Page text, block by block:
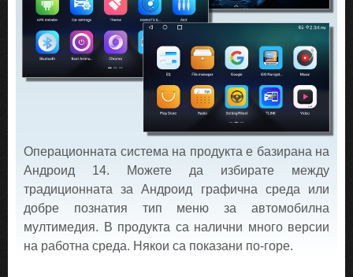
Операционната система на продукта е базирана на
Андроид 14. Можете да избирате между
традиционната за Андроид графична среда или
добре познатия тип меню за автомобилна
мултимедия. В продукта са налични много версии
на работна среда. Някои са показани по-горе.